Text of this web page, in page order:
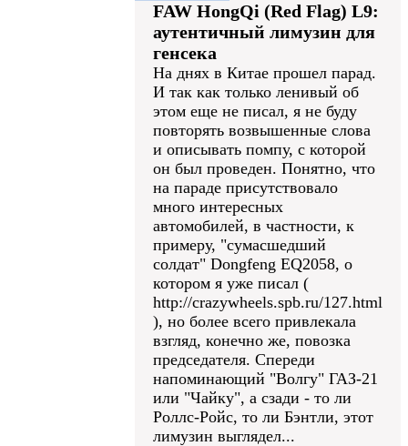
FAW HongQi (Red Flag) L9:
аутентичный лимузин для
генсека
На днях в Китае прошел парад.
И так как только ленивый об
этом еще не писал, я не буду
повторять возвышенные слова
и описывать помпу, с которой
он был проведен. Понятно, что
на параде присутствовало
много интересных
автомобилей, в частности, к
примеру, "сумасшедший
солдат" Dongfeng EQ2058, о
котором я уже писал (
http://crazywheels.spb.ru/127.html
), но более всего привлекала
взгляд, конечно же, повозка
председателя. Спереди
напоминающий "Волгу" ГАЗ-21
или "Чайку", а сзади - то ли
Роллс-Ройс, то ли Бэнтли, этот
лимузин выглядел...